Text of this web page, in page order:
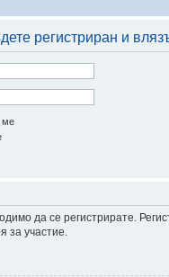
регистриран и
ме
да се регистрирате.
за участие.